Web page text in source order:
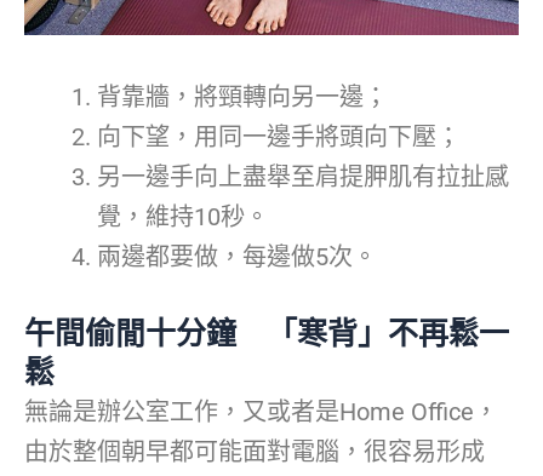
背靠牆，將頸轉向另一邊；
向下望，用同一邊手將頭向下壓；
另一邊手向上盡舉至肩提胛肌有拉扯感
覺，維持10秒。
兩邊都要做，每邊做5次。
午間偷閒十分鐘 「寒背」不再鬆一
鬆
無論是辦公室工作，又或者是Home Office，
由於整個朝早都可能面對電腦，很容易形成